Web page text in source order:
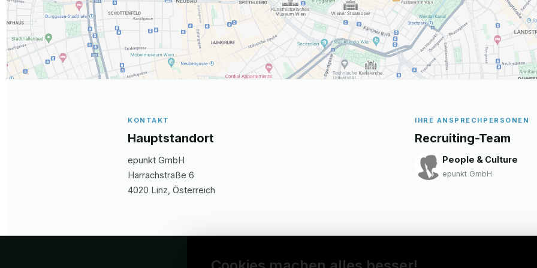
KONTAKT
Hauptstandort
epunkt GmbH
Harrachstraße 6
4020 Linz , Österreich
IHRE ANSPRECHPERSONEN
Recruiting-Team
People & Culture
epunkt GmbH